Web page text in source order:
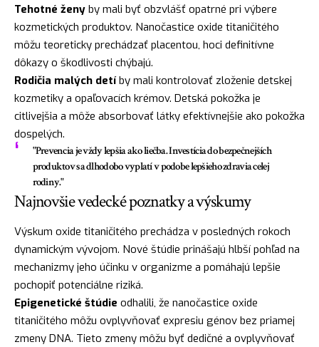
Tehotné ženy by mali byť obzvlášť opatrné pri výbere
kozmetických produktov. Nanočastice oxide titaničitého
môžu teoreticky prechádzať placentou, hoci definitívne
dôkazy o škodlivosti chýbajú.
Rodičia malých detíby mali kontrolovať zloženie detskej
kozmetiky a opaľovacích krémov. Detská pokožka je
citlivejšia a môže absorbovať látky efektívnejšie ako pokožka
dospelých.
"Prevencia je vždy lepšia ako liečba. Investícia do bezpečnejších
produktov sa dlhodobo vyplatí v podobe lepšieho zdravia celej
rodiny."
Najnovšie vedecké poznatky a výskumy
Výskum oxide titaničitého prechádza v posledných rokoch
dynamickým vývojom. Nové štúdie prinášajú hlbší pohľad na
mechanizmy jeho účinku v organizme a pomáhajú lepšie
pochopiť potenciálne riziká.
Epigenetické štúdie odhalili, že nanočastice oxide
titaničitého môžu ovplyvňovať expresiu génov bez priamej
zmeny DNA. Tieto zmeny môžu byť dedičné a ovplyvňovať